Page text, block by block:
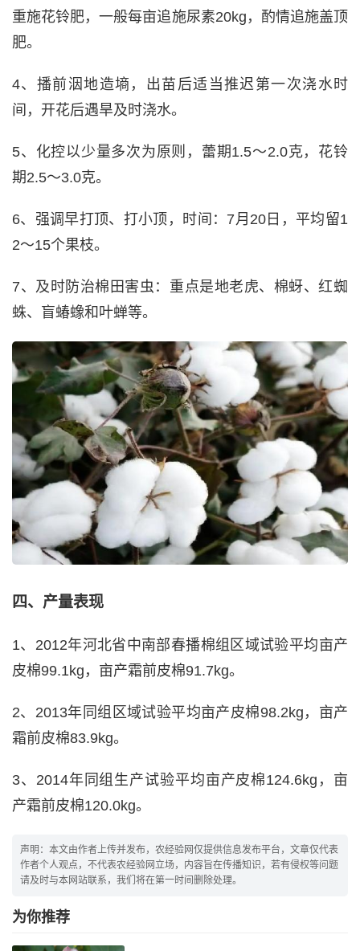
重施花铃肥，一般每亩追施尿素20kg，酌情追施盖顶
肥。
4、播前洇地造墒，出苗后适当推迟第一次浇水时
间，开花后遇旱及时浇水。
5、化控以少量多次为原则，蕾期1.5～2.0克，花铃
期2.5～3.0克。
6、强调早打顶、打小顶，时间：7月20日，平均留1
2～15个果枝。
7、及时防治棉田害虫：重点是地老虎、棉蚜、红蜘
蛛、盲蝽蟓和叶蝉等。
四、产量表现
1、2012年河北省中南部春播棉组区域试验平均亩产
皮棉99.1kg，亩产霜前皮棉91.7kg。
2、2013年同组区域试验平均亩产皮棉98.2kg，亩产
霜前皮棉83.9kg。
3、2014年同组生产试验平均亩产皮棉124.6kg，亩
产霜前皮棉120.0kg。
声明：本文由作者上传并发布，农经验网仅提供信息发布平台，文章仅代表
作者个人观点，不代表农经验网立场，内容旨在传播知识，若有侵权等问题
请及时与本网站联系，我们将在第一时间删除处理。
为你推荐